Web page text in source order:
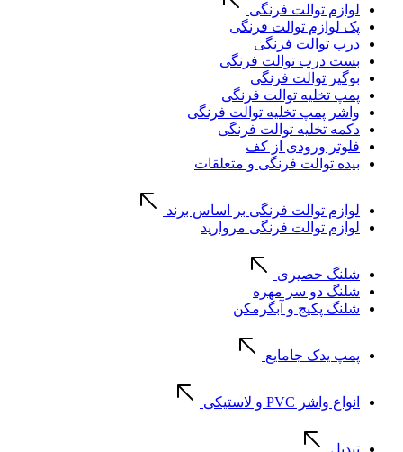
لوازم توالت فرنگی
پک لوازم توالت فرنگی
درب توالت فرنگی
بست درب توالت فرنگی
بوگیر توالت فرنگی
پمپ تخلیه توالت فرنگی
واشر پمپ تخلیه توالت فرنگی
دکمه تخلیه توالت فرنگی
فلوتر ورودی از کف
بیده توالت فرنگی و متعلقات
لوازم توالت فرنگی بر اساس برند
لوازم توالت فرنگی مروارید
شلنگ حصیری
شلنگ دو سر مهره
شلنگ پکیج و آبگرمکن
پمپ یدک جامایع
انواع واشر PVC و لاستیکی
تبدیل